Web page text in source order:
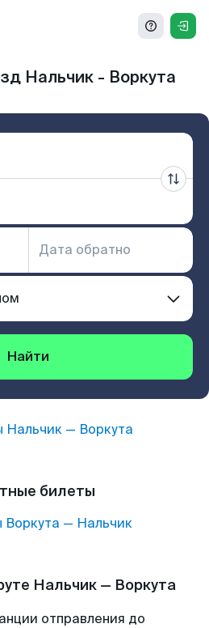
Нальчик - Воркута
Найти
Нальчик — Воркута
билеты
Воркута — Нальчик
Нальчик — Воркута
отправления до